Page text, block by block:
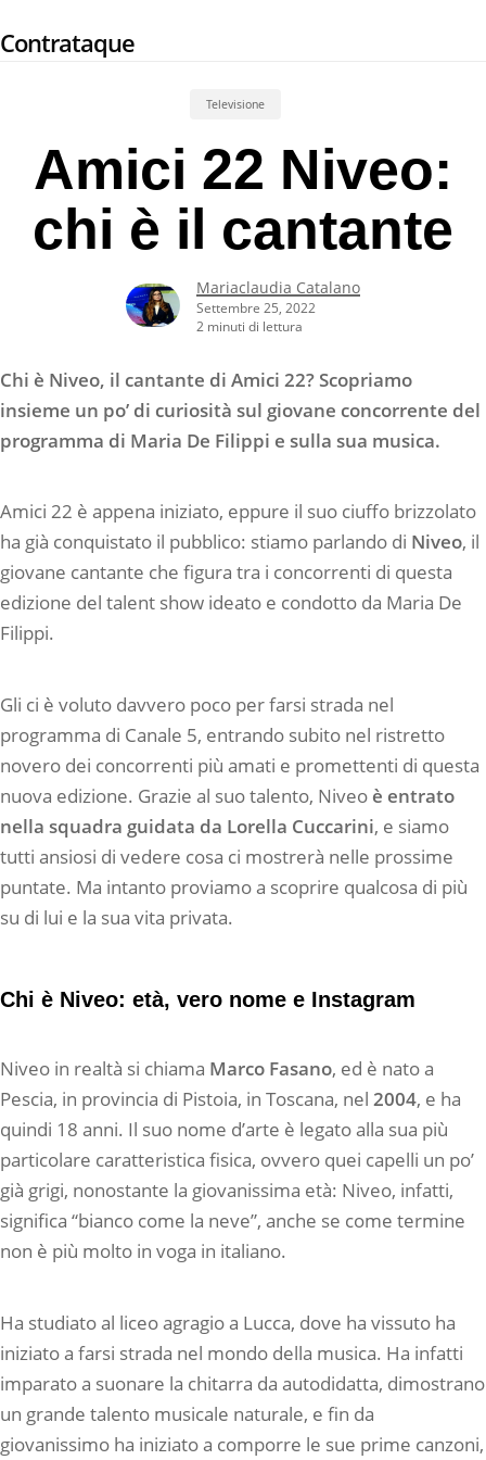
to
Contrataque
Televisione
Amici 22 Niveo:
chi è il cantante
Mariaclaudia Catalano
Settembre 25, 2022
2 minuti di lettura
Chi è Niveo, il cantante di Amici 22? Scopriamo
insieme un po’ di curiosità sul giovane concorrente del
programma di Maria De Filippi e sulla sua musica.
Amici 22 è appena iniziato, eppure il suo ciuffo brizzolato
ha già conquistato il pubblico: stiamo parlando di Niveo, il
giovane cantante che figura tra i concorrenti di questa
edizione del talent show ideato e condotto da Maria De
Filippi.
Gli ci è voluto davvero poco per farsi strada nel
programma di Canale 5, entrando subito nel ristretto
novero dei concorrenti più amati e promettenti di questa
nuova edizione. Grazie al suo talento, Niveo è entrato
nella squadra guidata da Lorella Cuccarini, e siamo
tutti ansiosi di vedere cosa ci mostrerà nelle prossime
puntate. Ma intanto proviamo a scoprire qualcosa di più
su di lui e la sua vita privata.
Chi è Niveo: età, vero nome e Instagram
Niveo in realtà si chiama Marco Fasano, ed è nato a
Pescia, in provincia di Pistoia, in Toscana, nel 2004, e ha
quindi 18 anni. Il suo nome d’arte è legato alla sua più
particolare caratteristica fisica, ovvero quei capelli un po’
già grigi, nonostante la giovanissima età: Niveo, infatti,
significa “bianco come la neve”, anche se come termine
non è più molto in voga in italiano.
Ha studiato al liceo agragio a Lucca, dove ha vissuto ha
iniziato a farsi strada nel mondo della musica. Ha infatti
imparato a suonare la chitarra da autodidatta, dimostrano
un grande talento musicale naturale, e fin da
giovanissimo ha iniziato a comporre le sue prime canzoni,